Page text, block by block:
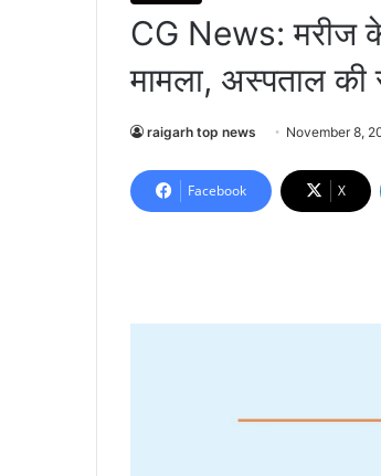
CG News: मरीज
मामला, अस्पताल की
raigarh top news November 8,
Facebook X